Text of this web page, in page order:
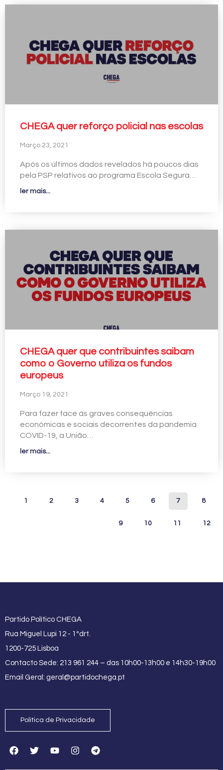
CHEGA quer reforço policial nas escolas
Março 23, 2021
Após os últimos dados revelados há poucos dias
pela PSP relativos ao programa Escola Segura…
ler mais...
CHEGA quer que contribuintes saibam
como o Governo utiliza os fundos
europeus
Março 19, 2021
Para fazer face às graves consequências
económicas e sociais decorrentes da pandemia
COVID-19, a União…
ler mais...
1 2 3 4 5 6 7 8
9 10 11 12
Partido Político CHEGA
Rua Miguel Lupi 12 - 1ºdrt.
1200-725 Lisboa
Contacto Sede: 213 961 244 – das 10h00-13h00 e 14h30-19h00
Email Geral: geral@partidochega.pt
Política de Privacidade